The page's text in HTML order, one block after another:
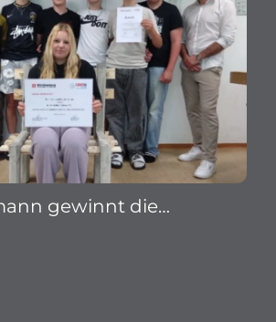
gewinnt die…